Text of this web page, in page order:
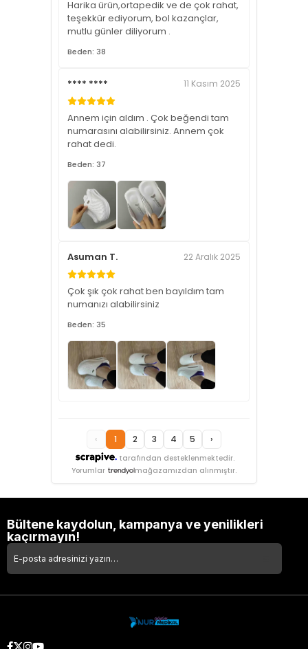
Harika ürün,ortapedik ve de çok rahat,
teşekkür ediyorum, bol kazançlar,
mutlu günler diliyorum .
Beden: 38
**** **** 11 Kasım 2025
Annem için aldım . Çok beğendi tam
numarasını alabilirsiniz. Annem çok
rahat dedi.
Beden: 37
Asuman T. 22 Aralık 2025
Çok şık çok rahat ben bayıldım tam
numanızı alabilirsiniz
Beden: 35
tarafından desteklenmektedir.
‹ 1 2 3 4 5 ›
Yorumlar mağazamızdan alınmıştır.
Bültene kaydolun, kampanya ve yenilikleri
kaçırmayın!